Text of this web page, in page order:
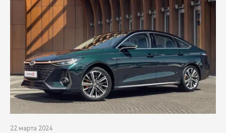
22 марта 2024